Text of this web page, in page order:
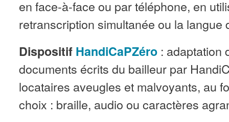
en face-à-face ou par téléphone, en
retranscription simultanée ou la langue
Dispositif HandiCaPZéro : adaptation
documents écrits du bailleur par
locataires aveugles et malvoyants, au
choix : braille, audio ou caractères